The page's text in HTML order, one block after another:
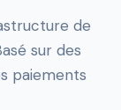
de
sur des
paiements